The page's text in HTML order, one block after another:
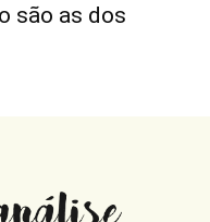
são as dos